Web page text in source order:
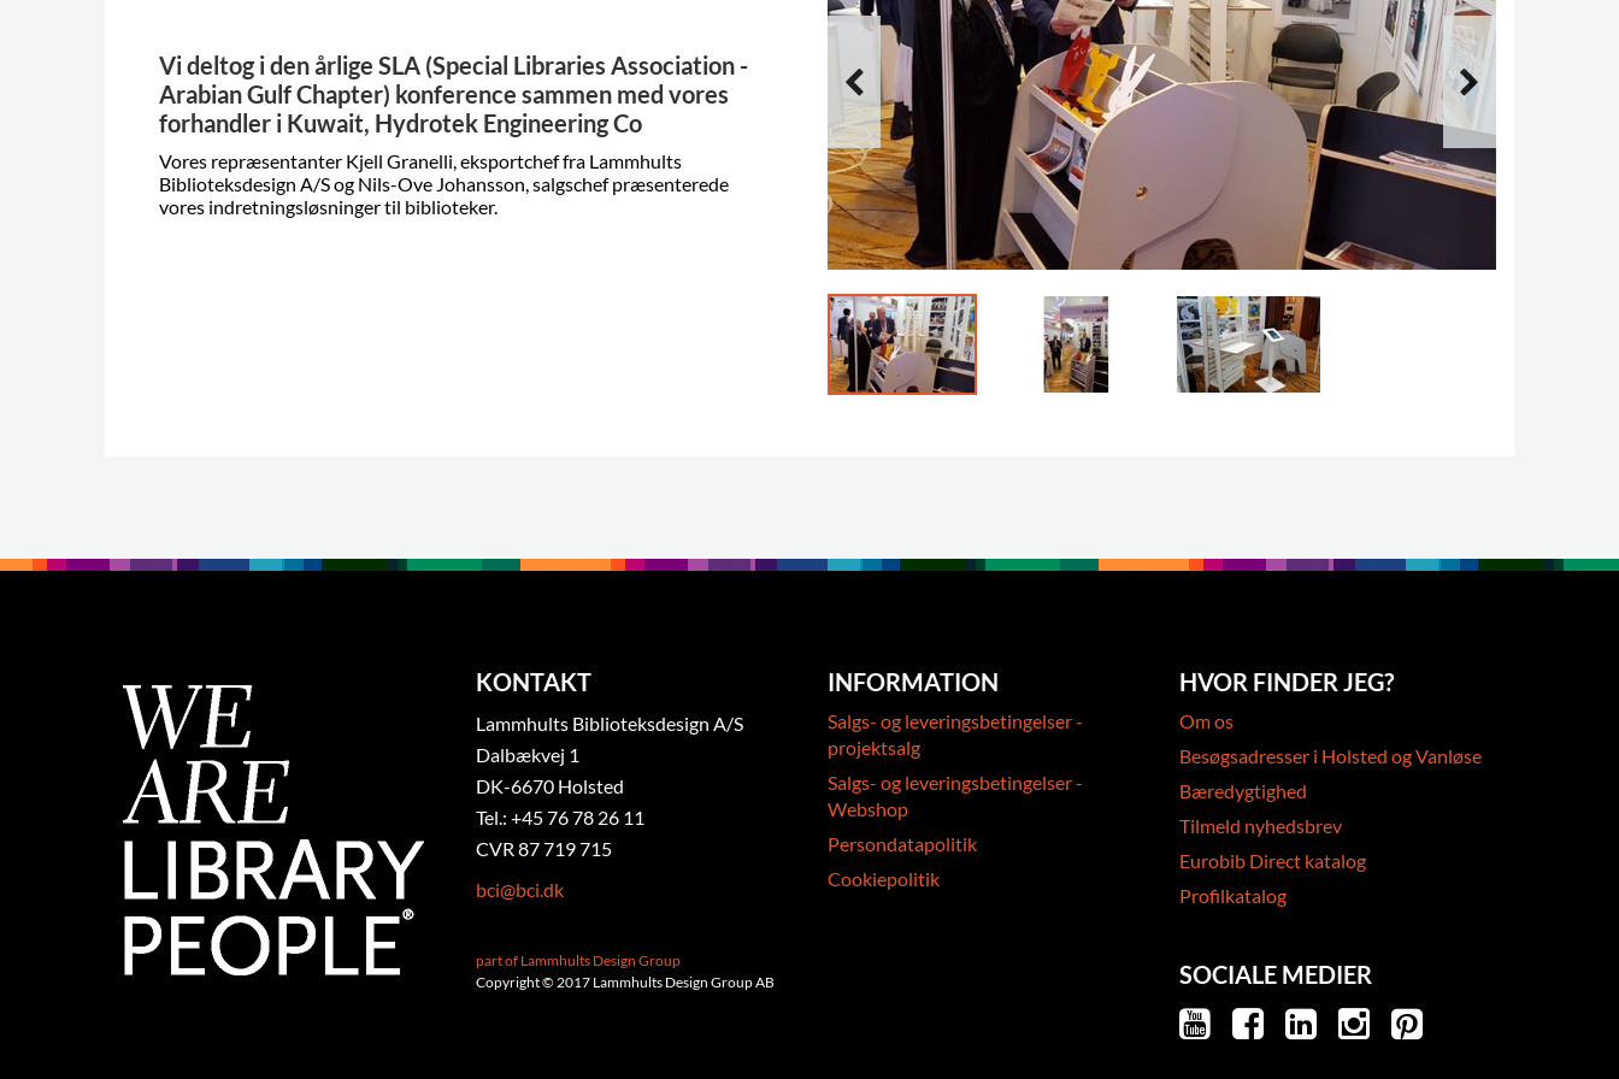
Vi deltog i den årlige SLA (Special Libraries Association -
Arabian Gulf Chapter) konference sammen med vores
forhandler i Kuwait, Hydrotek Engineering Co
Vores repræsentanter Kjell Granelli, eksportchef fra Lammhults
Biblioteksdesign A/S og Nils-Ove Johansson, salgschef præsenterede
vores indretningsløsninger til biblioteker.
KONTAKT
Lammhults Biblioteksdesign A/S
Dalbækvej 1
DK-6670 Holsted
Tel.: +45 76 78 26 11
CVR 87 719 715
bci@bci.dk
part of Lammhults Design Group
Copyright © 2017 Lammhults Design Group AB
INFORMATION
Salgs- og leveringsbetingelser -
projektsalg
Salgs- og leveringsbetingelser -
Webshop
Persondatapolitik
Cookiepolitik
HVOR FINDER JEG?
Om os
Besøgsadresser i Holsted og Vanløse
Bæredygtighed
Tilmeld nyhedsbrev
Eurobib Direct katalog
Profilkatalog
SOCIALE MEDIER